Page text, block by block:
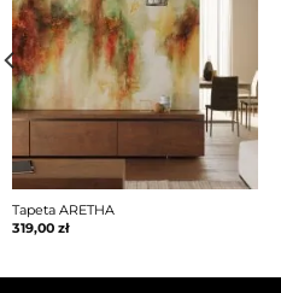
Tapeta ARETHA
319,00 zł